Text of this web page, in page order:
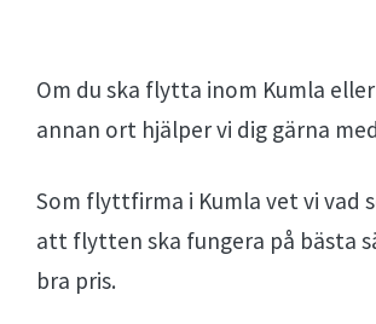
Om du ska flytta inom Kumla
annan ort hjälper vi dig gärna
Som flyttfirma i Kumla vet vi vad
att flytten ska fungera på bästa
bra pris.